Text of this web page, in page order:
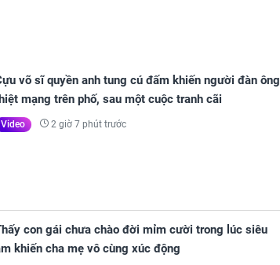
võ sĩ quyền anh tung cú đấm khiến người đàn ông
mạng trên phố, sau một cuộc tranh cãi
Video 2 giờ 7 phút trước
con gái chưa chào đời mỉm cười trong lúc siêu
khiến cha mẹ vô cùng xúc động